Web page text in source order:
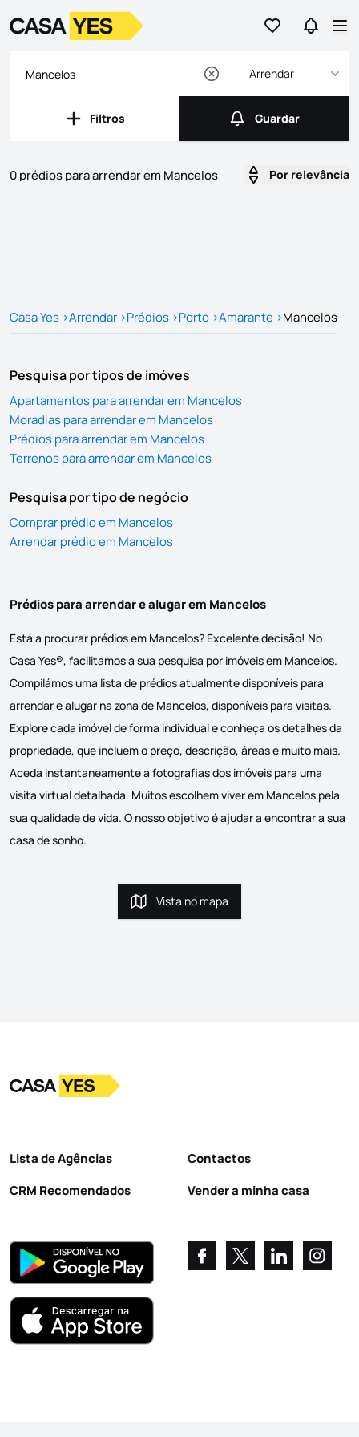
Ir para osIr para
LogoIr para a homepage
Arrendar
Filtros
Filtros Guardar
Guardar
0 prédios para arrendar em Mancelos Por relevância
Casa Yes >Arrendar >Prédios >Porto >Amarante >Mancelos
Pesquisa por tipos de imóves
Apartamentos para arrendar em Mancelos
Moradias para arrendar em Mancelos
Prédios para arrendar em Mancelos
Terrenos para arrendar em Mancelos
Pesquisa por tipo de negócio
Comprar prédio em Mancelos
Arrendar prédio em Mancelos
Prédios para arrendar e alugar em Mancelos
Está a procurar prédios em Mancelos? Excelente decisão! No
Casa Yes®, facilitamos a sua pesquisa por imóveis em Mancelos.
Compilámos uma lista de prédios atualmente disponíveis para
arrendar e alugar na zona de Mancelos, disponíveis para visitas.
Explore cada imóvel de forma individual e conheça os detalhes da
propriedade, que incluem o preço, descrição, áreas e muito mais.
Aceda instantaneamente a fotografias dos imóveis para uma
visita virtual detalhada. Muitos escolhem viver em Mancelos pela
sua qualidade de vida. O nosso objetivo é ajudar a encontrar a sua
casa de sonho.
Vista no mapa
Vista no mapa
LogoIr para a homepage
Lista de Agências
CRM Recomendados
Contactos
Vender a minha casa